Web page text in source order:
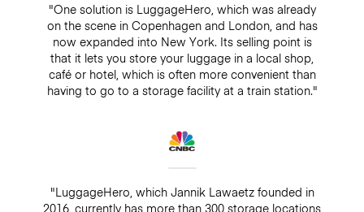
"One solution is LuggageHero, which was already
on the scene in Copenhagen and London, and has
now expanded into New York. Its selling point is
that it lets you store your luggage in a local shop,
café or hotel, which is often more convenient than
having to go to a storage facility at a train station."
"LuggageHero, which Jannik Lawaetz founded in
2016, currently has more than 300 storage locations